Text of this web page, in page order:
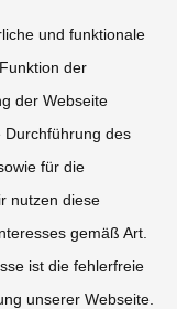
und funktionale
der
der Webseite
Durchführung des
für die
nutzen diese
gemäß Art.
ist die fehlerfreie
unserer Webseite.